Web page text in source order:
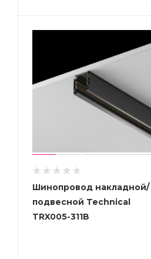
Шинопровод накладной/
подвесной Technical
TRX005-311B